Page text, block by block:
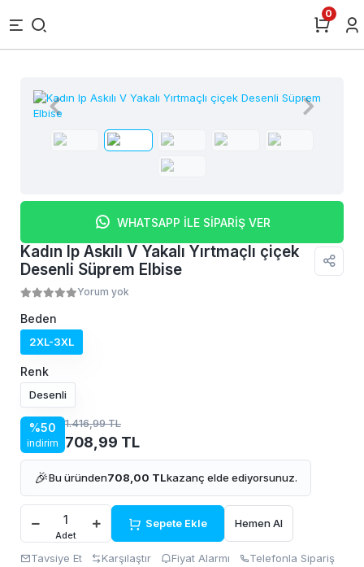
0
WHATSAPP İLE SİPARİŞ VER
Kadın Ip Askılı V Yakalı Yırtmaçlı çiçek
Desenli Süprem Elbise
Yorum yok
Beden
2XL-3XL
Renk
Desenli
%50
indirim
1.416,99 TL
708,99 TL
🎉Bu üründen708,00 TLkazanç elde ediyorsunuz.
Adet
Sepete Ekle Hemen Al
Tavsiye Et Karşılaştır Fiyat Alarmı
Telefonla Sipariş